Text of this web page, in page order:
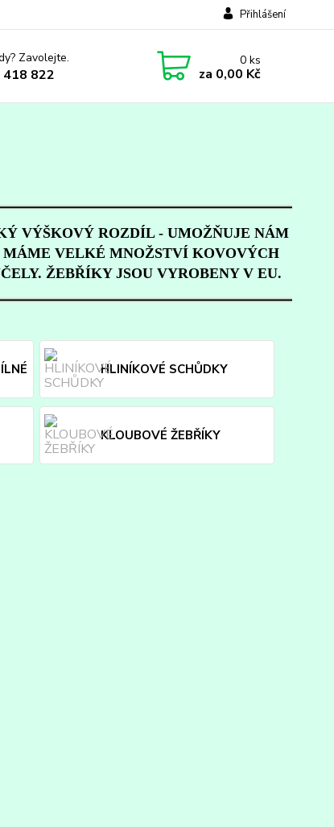
Přihlášení
Zavolejte.
822
0ks
za 0,00 Kč
VÝŠKOVÝ ROZDÍL - UMOŽŇUJE NÁM
MÁME VELKÉ MNOŽSTVÍ KOVOVÝCH
ŽEBŘÍKY JSOU VYROBENY V EU.
HLINÍKOVÉ SCHŮDKY
KLOUBOVÉ ŽEBŘÍKY